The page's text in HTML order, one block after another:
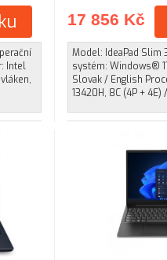
Intel
17 856 Kč
Model: IdeaPad Slim
systém: Windows®
Slovak / English
13420H, 8C (4P + 4E)